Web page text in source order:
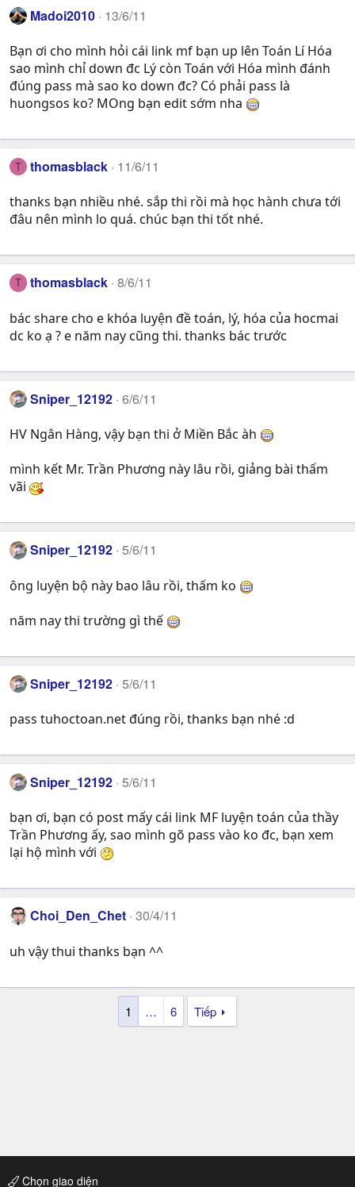
Madoi2010 13/6/11
Bạn ơi cho mình hỏi cái link mf bạn up lên Toán Lí Hóa
sao mình chỉ down đc Lý còn Toán với Hóa mình đánh
đúng pass mà sao ko down đc? Có phải pass là
huongsos ko? MOng bạn edit sớm nha
T thomasblack 11/6/11
thanks bạn nhiều nhé. sắp thi rồi mà học hành chưa tới
đâu nên mình lo quá. chúc bạn thi tốt nhé.
T thomasblack 8/6/11
bác share cho e khóa luyện đề toán, lý, hóa của hocmai
dc ko ạ ? e năm nay cũng thi. thanks bác trước
Sniper_12192 6/6/11
HV Ngân Hàng, vậy bạn thi ở Miền Bắc àh
mình kết Mr. Trần Phương này lâu rồi, giảng bài thấm
vãi
Sniper_12192 5/6/11
ông luyện bộ này bao lâu rồi, thấm ko
năm nay thi trường gì thế
Sniper_12192 5/6/11
pass tuhoctoan.net đúng rồi, thanks bạn nhé :d
Sniper_12192 5/6/11
bạn ơi, bạn có post mấy cái link MF luyện toán của thầy
Trần Phương ấy, sao mình gõ pass vào ko đc, bạn xem
lại hộ mình với
Choi_Den_Chet 30/4/11
uh vậy thui thanks bạn ^^
1 … 6 Tiếp
Chọn giao diện